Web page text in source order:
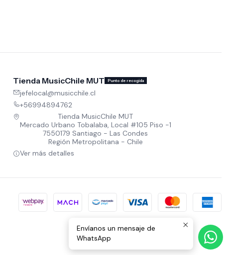
Tienda MusicChile MUT Punto de recogida
jefelocal@musicchile.cl
+56994894762
Tienda MusicChile MUT
Mercado Urbano Tobalaba, Local #105 Piso -1
7550179 Santiago - Las Condes
Región Metropolitana - Chile
Ver más detalles
Envíanos un mensaje de
WhatsApp